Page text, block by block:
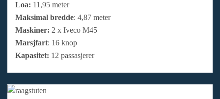
Loa: 11,95 meter
Maksimal bredde: 4,87 meter
Maskiner: 2 x Iveco M45
Marsjfart: 16 knop
Kapasitet: 12 passasjerer